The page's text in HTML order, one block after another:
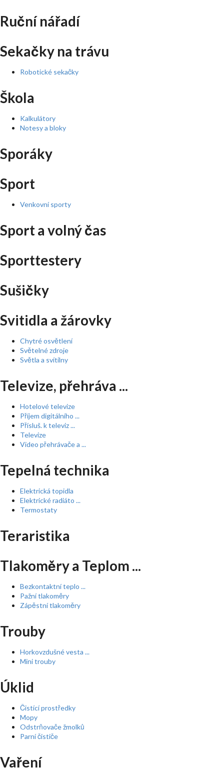
Ruční nářadí
Sekačky na trávu
Robotické sekačky
Škola
Kalkulátory
Notesy a bloky
Sporáky
Sport
Venkovní sporty
Sport a volný čas
Sporttestery
Sušičky
Svitidla a žárovky
Chytré osvětlení
Světelné zdroje
Světla a svítilny
Televize, přehráva ...
Hotelové televize
Příjem digitálního ...
Přísluš. k televiz ...
Televize
Video přehrávače a ...
Tepelná technika
Elektrická topidla
Elektrické radiáto ...
Termostaty
Teraristika
Tlakoměry a Teplom ...
Bezkontaktní teplo ...
Pažní tlakoměry
Zápěstní tlakoměry
Trouby
Horkovzdušné vesta ...
Mini trouby
Úklid
Čistící prostředky
Mopy
Odstrňovače žmolků
Parní čističe
Vaření